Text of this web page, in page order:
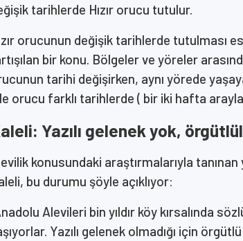
tarihlerde Hızır orucu tutulur.
orucunun değişik tarihlerde tutulması
bir konu. Bölgeler ve yöreler
tarihi değişirken, aynı yörede
orucu farklı tarihlerde ( bir iki hafta
Yazılı gelenek yok,
konusundaki araştırmalarıyla
bu durumu şöyle açıklıyor:
Alevileri bin yıldır köy kırsalında
Yazılı gelenek olmadığı için